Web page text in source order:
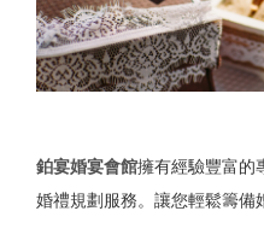
鉑宴婚宴會館擁有經驗豐富的
婚禮規劃服務。讓您輕鬆籌備